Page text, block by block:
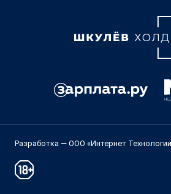
Разработка — ООО «Интернет